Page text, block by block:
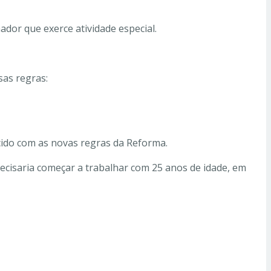
que exerce atividade especial.
regras:
com as novas regras da Reforma.
começar a trabalhar com 25 anos de idade, em